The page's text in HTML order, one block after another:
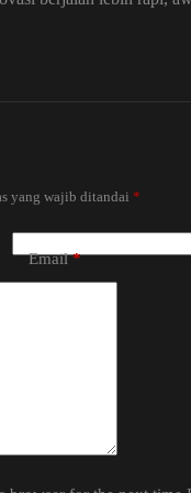
yang wajib ditandai *
Email*